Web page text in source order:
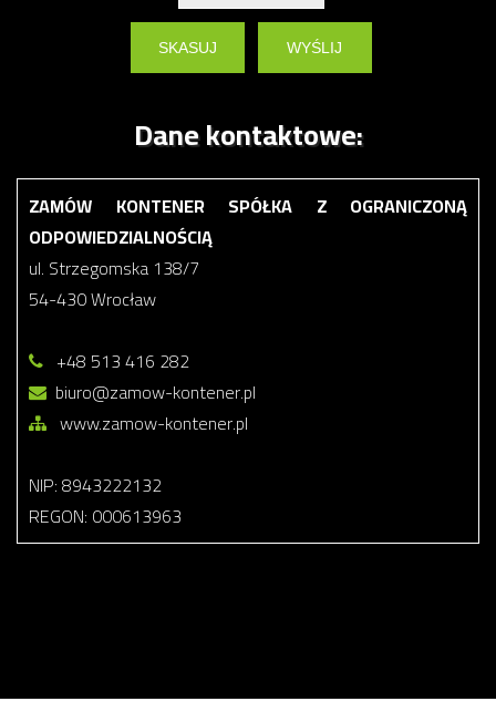
Dane kontaktowe:
ZAMÓW KONTENER SPÓŁKA Z OGRANICZONĄ
ODPOWIEDZIALNOŚCIĄ
ul. Strzegomska 138/7
54-430 Wrocław
+48 513 416 282
biuro@zamow-kontener.pl
www.zamow-kontener.pl
NIP: 8943222132
REGON: 000613963